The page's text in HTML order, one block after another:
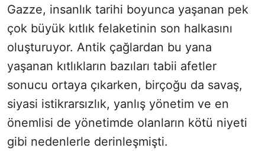
Gazze, insanlık tarihi boyunca yaşanan pek
çok büyük kıtlık felaketinin son halkasını
oluşturuyor. Antik çağlardan bu yana
yaşanan kıtlıkların bazıları tabii afetler
sonucu ortaya çıkarken, birçoğu da savaş,
siyasi istikrarsızlık, yanlış yönetim ve en
önemlisi de yönetimde olanların kötü niyeti
gibi nedenlerle derinleşmişti.